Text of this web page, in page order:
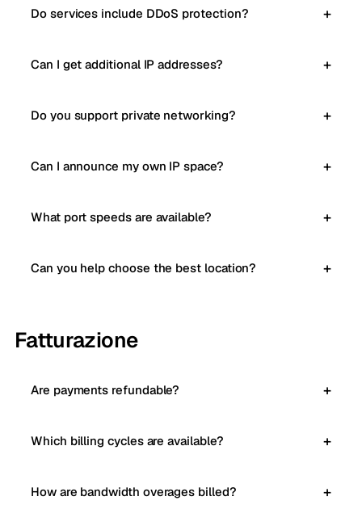
Do services include DDoS protection?
Can I get additional IP addresses?
Do you support private networking?
Can I announce my own IP space?
What port speeds are available?
Can you help choose the best location?
Fatturazione
Are payments refundable?
Which billing cycles are available?
How are bandwidth overages billed?